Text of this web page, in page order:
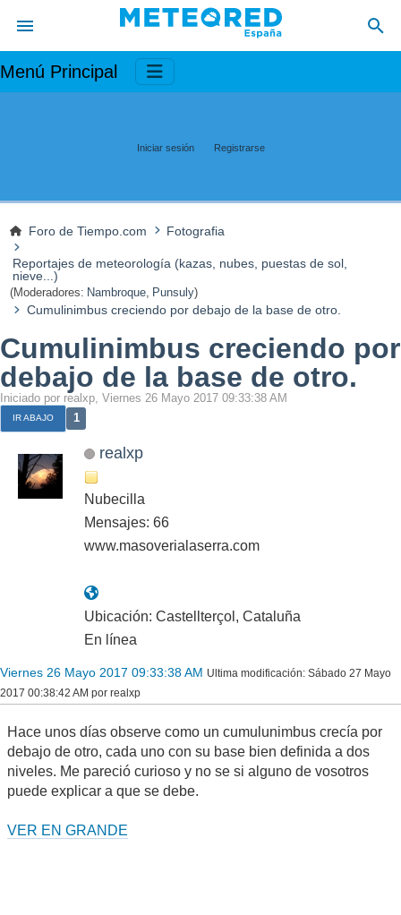
Menú Principal
Iniciar sesión Registrarse
Foro de Tiempo.com Fotografia
Reportajes de meteorología (kazas, nubes, puestas de sol,
nieve...)
(Moderadores: Nambroque, Punsuly)
Cumulinimbus creciendo por debajo de la base de otro.
Cumulinimbus creciendo por
debajo de la base de otro.
Iniciado por realxp, Viernes 26 Mayo 2017 09:33:38 AM
IR ABAJO 1
realxp
Nubecilla
Mensajes: 66
www.masoverialaserra.com
Ubicación: Castellterçol, Cataluña
En línea
Viernes 26 Mayo 2017 09:33:38 AM Ultima modificación: Sábado 27 Mayo
2017 00:38:42 AM por realxp
Hace unos días observe como un cumulunimbus crecía por
debajo de otro, cada uno con su base bien definida a dos
niveles. Me pareció curioso y no se si alguno de vosotros
puede explicar a que se debe.
VER EN GRANDE